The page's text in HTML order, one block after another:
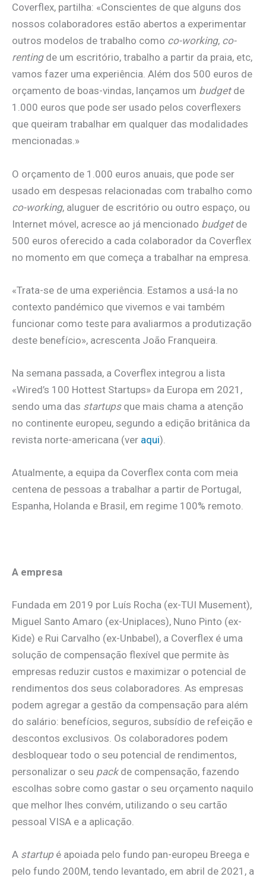
Coverflex, partilha: «Conscientes de que alguns dos
nossos colaboradores estão abertos a experimentar
outros modelos de trabalho como co-working, co-
rentingde um escritório, trabalho a partir da praia, etc,
vamos fazer uma experiência. Além dos 500 euros de
orçamento de boas-vindas, lançamos um budgetde
1.000 euros que pode ser usado pelos coverflexers
que queiram trabalhar em qualquer das modalidades
mencionadas.»
O orçamento de 1.000 euros anuais, que pode ser
usado em despesas relacionadas com trabalho como
co-working, aluguer de escritório ou outro espaço, ou
Internet móvel, acresce ao já mencionado budgetde
500 euros oferecido a cada colaborador da Coverflex
no momento em que começa a trabalhar na empresa.
«Trata-se de uma experiência. Estamos a usá-la no
contexto pandémico que vivemos e vai também
funcionar como teste para avaliarmos a produtização
deste benefício», acrescenta João Franqueira.
Na semana passada, a Coverflex integrou a lista
«Wired’s 100 Hottest Startups» da Europa em 2021,
sendo uma das startupsque mais chama a atenção
no continente europeu, segundo a edição britânica da
revista norte-americana (ver aqui).
Atualmente, a equipa da Coverflex conta com meia
centena de pessoas a trabalhar a partir de Portugal,
Espanha, Holanda e Brasil, em regime 100% remoto.
A empresa
Fundada em 2019 por Luís Rocha (ex-TUI Musement),
Miguel Santo Amaro (ex-Uniplaces), Nuno Pinto (ex-
Kide) e Rui Carvalho (ex-Unbabel), a Coverflex é uma
solução de compensação flexível que permite às
empresas reduzir custos e maximizar o potencial de
rendimentos dos seus colaboradores. As empresas
podem agregar a gestão da compensação para além
do salário: benefícios, seguros, subsídio de refeição e
descontos exclusivos. Os colaboradores podem
desbloquear todo o seu potencial de rendimentos,
personalizar o seu packde compensação, fazendo
escolhas sobre como gastar o seu orçamento naquilo
que melhor lhes convém, utilizando o seu cartão
pessoal VISA e a aplicação.
A startup é apoiada pelo fundo pan-europeu Breega e
pelo fundo 200M, tendo levantado, em abril de 2021, a